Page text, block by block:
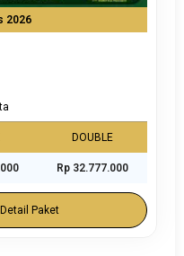
2026
DOUBLE
Rp 32.777.000
Paket